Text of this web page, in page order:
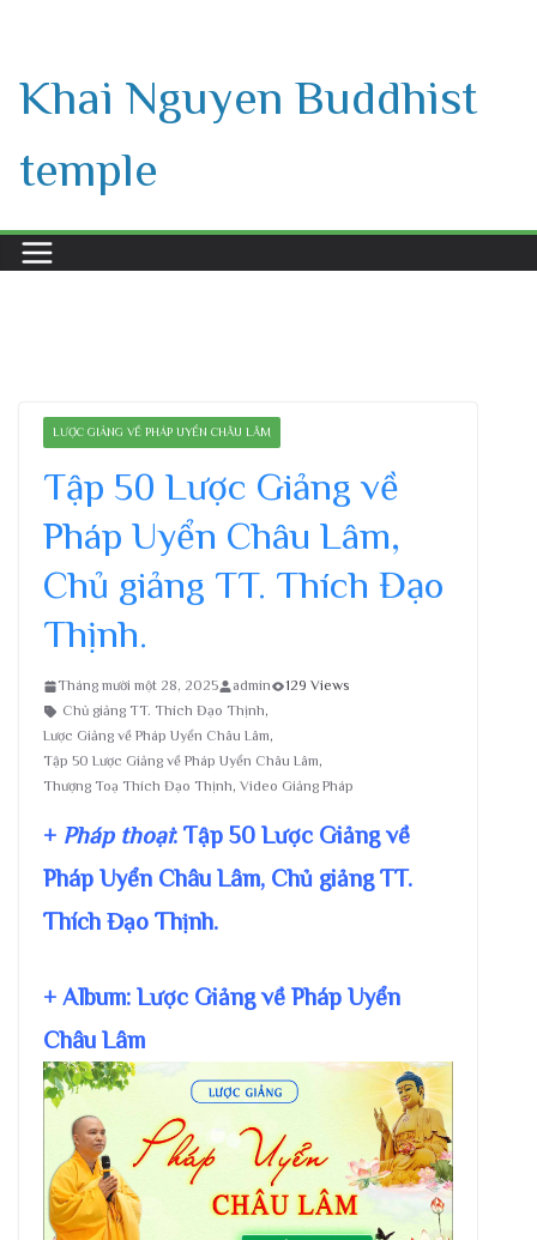
content
Khai Nguyen Buddhist
temple
LƯỢC GIẢNG VỀ PHÁP UYỂN CHÂU LÂM
Tập 50 Lược Giảng về
Pháp Uyển Châu Lâm,
Chủ giảng TT. Thích Đạo
Thịnh.
Tháng mười một 28, 2025 admin
129 Views
Chủ giảng TT. Thích Đạo Thịnh,
Lược Giảng về Pháp Uyển Châu Lâm,
Tập 50 Lược Giảng về Pháp Uyển Châu Lâm,
Thượng Toạ Thích Đạo Thịnh, Video Giảng Pháp
+ Pháp thoại: Tập 50 Lược Giảng về
Pháp Uyển Châu Lâm, Chủ giảng TT.
Thích Đạo Thịnh.
+ Album: Lược Giảng về Pháp Uyển
Châu Lâm